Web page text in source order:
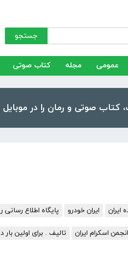
جستجو
عمومی مجله کتاب صوتی
ایران ایران خودرو پایگاه اطلاع
انجمن اسکرام ایران تالیف . برای اولین